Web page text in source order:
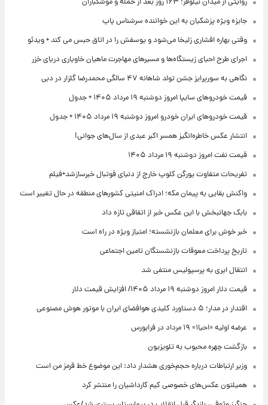
جایزه ویژه پزشکیان به این خواننده سرشناس پاپ
وقتی بهاره افشاری زلیخا می‌شود و یوسفش را در اتاق حبس می کند + ویدئو
اجرای طرح احیای زیستگاه‌ها و مسیرهای مهاجرت ماهیان خاویاری دریای خزر
نگاهی به سورپرایز جشن تولد شاهانه ۴۷ سالگی محمدرضا گلزار در دبی
قیمت خودروهای سایپا امروز دوشنبه ۱۹ مرداد ۱۴۰۵ + جدول
قیمت خودروهای ایران خودرو امروز دوشنبه ۱۹ مرداد ۱۴۰۵ + جدول
انتشار عکس خاطره‌انگیز همسر اکبر عبدی از سال‌های جوانی!
قیمت نفت امروز دوشنبه ۱۹ مرداد ۱۴۰۵
تفریحات متفاوت یورگن کلوپ خارج از دنیای فوتبال خبرسازشد+فیلم
واکنش بقایی به پیمان مکه؛ ادراک امنیتی کشورهای منطقه در حال تغییر است
بابک جهانبخش با این عکس خبر از اتفاقی تازه داد
خبر خوش برای معلمان بازنشسته؛ امتیاز ویژه در راه است
تاریخ پرداخت معوقات بازنشستگان تامین اجتماعی
انتقال ایری به پرسپولیس منتفی شد
قیمت دلار امروز دوشنبه ۱۹ مرداد ۱۴۰۵/ افزایش قیمت دلار
اقتدار در مدار؛ ۵ دستاورد کلیدی هوافضای ایران با موتور هوش مصنوعی
عرضه اولیه «احیا۱» ۱۹ مرداد در فرابورس
بازگشت چهره محبوب به تلویزیون
وزیر ارتباطات درباره حجم‌خوری هشدار داد: این موضوع خط قرمز من است
همیلتون عکس‌های خصوصی کیم‌ کارداشیان را منتشر کرد